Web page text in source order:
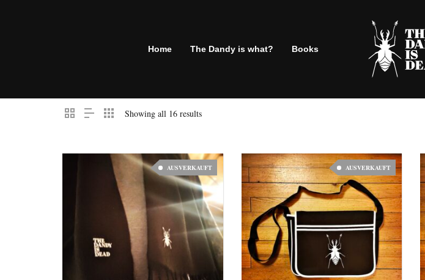
Home The Dandy is what? Books
Showing all 16 results
AUSVERKAUFT AUSVERKAUFT